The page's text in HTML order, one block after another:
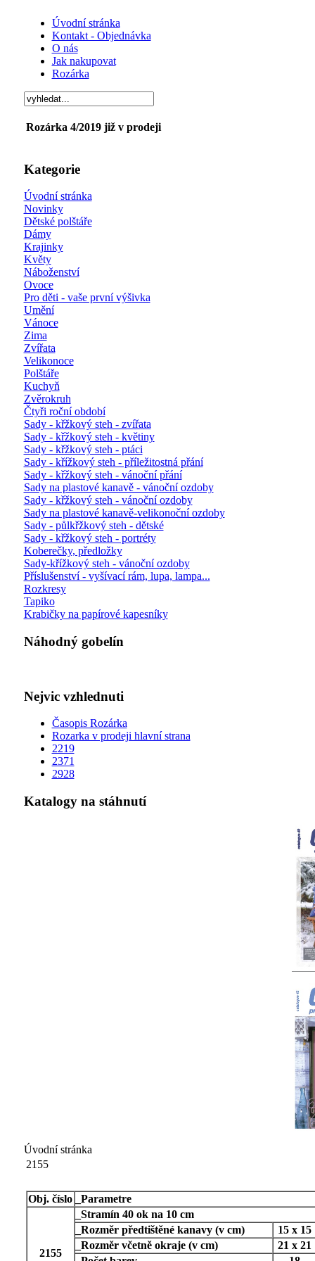
Úvodní stránka
Kontakt - Objednávka
O nás
Jak nakupovat
Rozárka
Rozárka 4/2019 již v prodeji
Kategorie
Úvodní stránka
Novinky
Dětské polštáře
Dámy
Krajinky
Květy
Náboženství
Ovoce
Pro děti - vaše první výšivka
Umění
Vánoce
Zima
Zvířata
Velikonoce
Polštáře
Kuchyň
Zvěrokruh
Čtyři roční období
Sady - křžkový steh - zvířata
Sady - křžkový steh - květiny
Sady - křžkový steh - ptáci
Sady - křížkový steh - příležitostná přání
Sady - křžkový steh - vánoční přání
Sady na plastové kanavě - vánoční ozdoby
Sady - křžkový steh - vánoční ozdoby
Sady na plastové kanavě-velikonoční ozdoby
Sady - půlkřžkový steh - dětské
Sady - křžkový steh - portréty
Koberečky, předložky
Sady-křížkový steh - vánoční ozdoby
Příslušenství - vyšívací rám, lupa, lampa...
Rozkresy
Tapiko
Krabičky na papírové kapesníky
Náhodný gobelín
Nejvic vzhlednuti
Časopis Rozárka
Rozarka v prodeji hlavní strana
2219
2371
2928
Katalogy na stáhnutí
Úvodní stránka
2155
Obj. číslo Parametre
2155
Stramín 40 ok na 10 cm
Rozměr předtištěné kanavy (v cm)
15 x 15
Rozměr včetně okraje (v cm)
21 x 21